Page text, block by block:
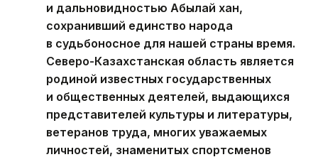
и дальновидностью Абылай хан,
сохранивший единство народа
в судьбоносное для нашей страны время.
Северо-Казахстанская область является
родиной известных государственных
и общественных деятелей, выдающихся
представителей культуры и литературы,
ветеранов труда, многих уважаемых
личностей, знаменитых спортсменов